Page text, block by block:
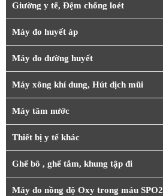
Giường y tế, Đệm chống loét
Máy đo huyết áp
Máy đo đường huyết
Máy xông khí dung, Hút dịch mũi
Máy tăm nước
Thiết bị y tế khác
Ghế bô , ghế tắm, khung tập đi
Máy đo nồng độ Oxy trong máu SPO2